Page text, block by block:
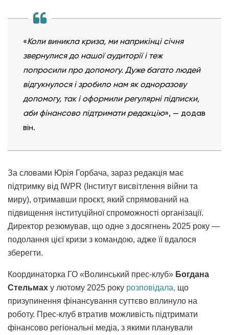
«Коли виникла криза, ми наприкінці січня
звернулися до нашої аудиторії і теж
попросили про допомогу. Дуже багато людей
відгукнулося і зробило нам як одноразову
допомогу, так і оформили регулярні підписки,
аби фінансово підтримати редакцію», — додав
він.
За словами Юрія Горбача, зараз редакція має
підтримку від IWPR (Інститут висвітлення війни та
миру), отримавши проєкт, який спрямований на
підвищення інституційної спроможності організації.
Директор резюмував, що одне з досягнень 2025 року —
подолання цієї кризи з командою, адже її вдалося
зберегти.
Координаторка ГО «Волинський прес-клуб» Богдана
Стельмах у лютому 2025 року розповідала, що
призупинення фінансування суттєво вплинуло на
роботу. Прес-клуб втратив можливість підтримати
фінансово регіональні медіа, з якими планували